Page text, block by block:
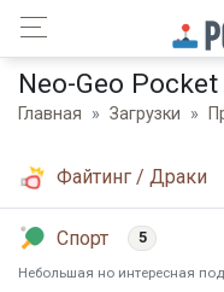
Neo-Geo Pocket
Главная Загрузки
Файтинг / Драки
Спорт 5
Небольшая но интересная